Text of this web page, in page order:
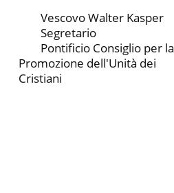
Vescovo Walter Kasper
Segretario
Pontificio Consiglio per la
Promozione dell'Unità dei
Cristiani